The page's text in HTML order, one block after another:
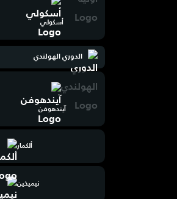
أسكولي
الدوري الهولندي
نيميخين
آيندهوفن
ألكمار